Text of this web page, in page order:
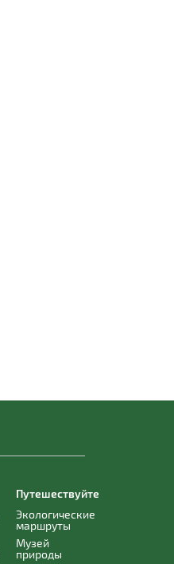
Путешествуйте
Экологические
маршруты
Музей
природы